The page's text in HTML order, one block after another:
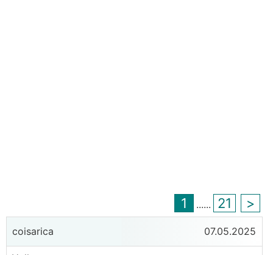
1 ...... 21 >
coisarica 07.05.2025